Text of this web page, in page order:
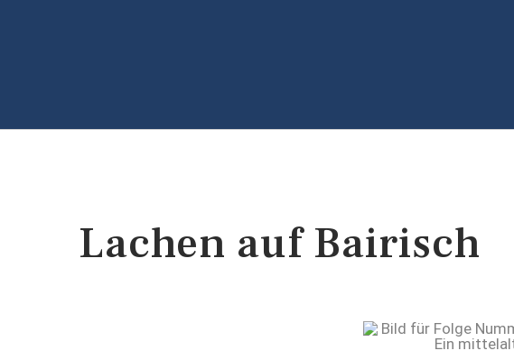
Lachen auf Bairisch